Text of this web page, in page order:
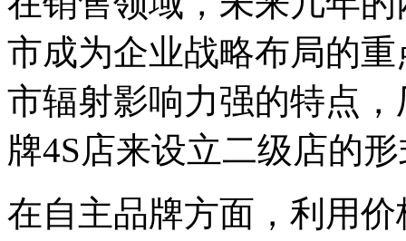
市成为企业战略布局的
市辐射影响力强的特点
牌4S店来设立二级店的
在自主品牌方面，利用